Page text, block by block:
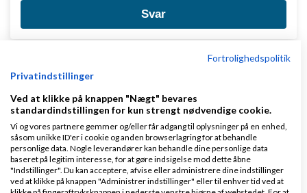
Svar
< Forrige 1 2 3
Tilbage til toppen
Fortrolighedspolitik
Privatindstillinger
Ved at klikke på knappen "Nægt" bevares
standardindstillingen for kun strengt nødvendige cookie.
Vi og vores partnere gemmer og/eller får adgang til oplysninger på en enhed,
såsom unikke ID'er i cookie og anden browserlagring for at behandle
personlige data. Nogle leverandører kan behandle dine personlige data
baseret på legitim interesse, for at gøre indsigelse mod dette åbne
"Indstillinger". Du kan acceptere, afvise eller administrere dine indstillinger
ved at klikke på knappen "Administrer indstillinger" eller til enhver tid ved at